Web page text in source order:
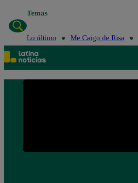
Temas
Lo último Me Caigo de Risa